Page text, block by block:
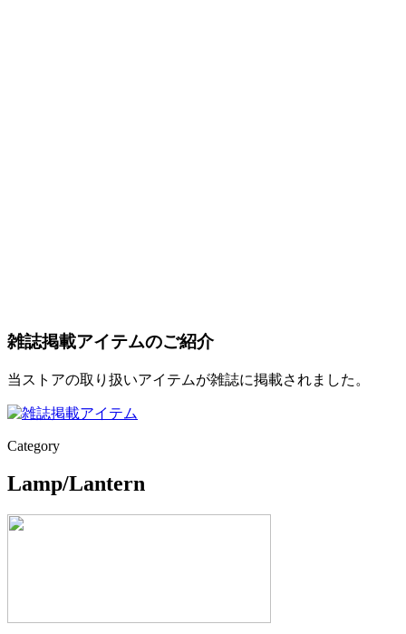
雑誌掲載アイテムのご紹介
当ストアの取り扱いアイテムが雑誌に掲載されました。
Category
Lamp/Lantern